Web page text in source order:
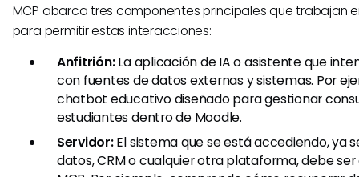
MCP abarca tres componentes principales que trabajan
para permitir estas interacciones:
Anfitrión:La aplicación de IA o asistente que
con fuentes de datos externas y sistemas. Por
chatbot educativo diseñado para gestionar
estudiantes dentro de Moodle.
Servidor:El sistema que se está accediendo, ya
datos, CRM o cualquier otra plataforma, debe